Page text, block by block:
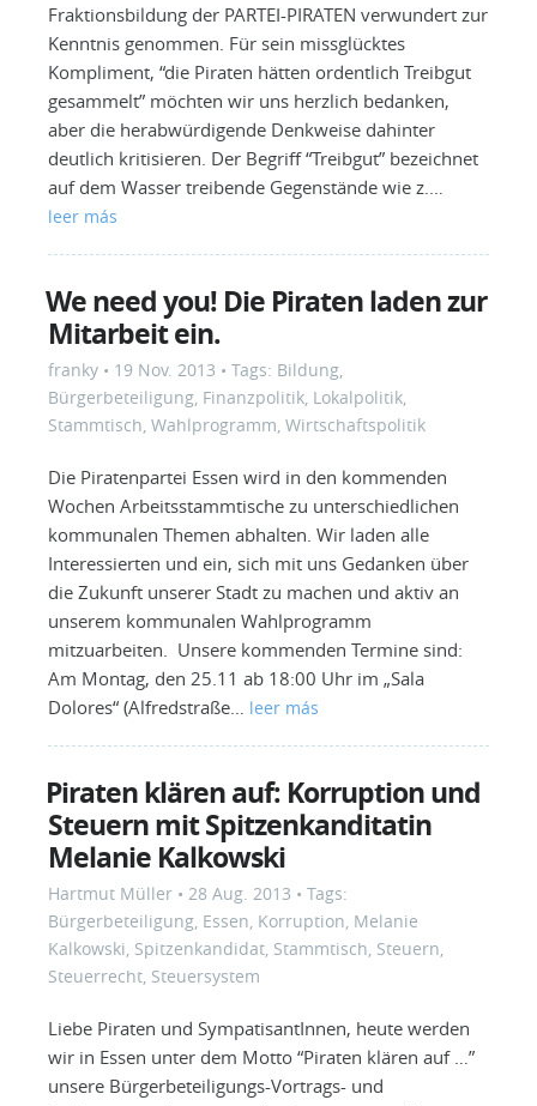
Fraktionsbildung der PARTEI-PIRATEN verwundert zur
Kenntnis genommen. Für sein missglücktes
Kompliment, “die Piraten hätten ordentlich Treibgut
gesammelt” möchten wir uns herzlich bedanken,
aber die herabwürdigende Denkweise dahinter
deutlich kritisieren. Der Begriff “Treibgut” bezeichnet
auf dem Wasser treibende Gegenstände wie z.…
leer más
We need you! Die Piraten laden zur
Mitarbeit ein.
franky • 19 Nov. 2013 • Tags: Bildung,
Bürgerbeteiligung, Finanzpolitik, Lokalpolitik,
Stammtisch,Wahlprogramm,Wirtschaftspolitik
Die Piratenpartei Essen wird in den kommenden
Wochen Arbeitsstammtische zu unterschiedlichen
kommunalen Themen abhalten. Wir laden alle
Interessierten und ein, sich mit uns Gedanken über
die Zukunft unserer Stadt zu machen und aktiv an
unserem kommunalen Wahlprogramm
mitzuarbeiten. Unsere kommenden Termine sind:
Am Montag, den 25.11 ab 18:00 Uhr im „Sala
Dolores“ (Alfredstraße… leer más
Piraten klären auf: Korruption und
Steuern mit Spitzenkanditatin
Melanie Kalkowski
Hartmut Müller •28 Aug. 2013 • Tags:
Bürgerbeteiligung, Essen, Korruption, Melanie
Kalkowski, Spitzenkandidat, Stammtisch, Steuern,
Steuerrecht, Steuersystem
Liebe Piraten und SympatisantInnen, heute werden
wir in Essen unter dem Motto “Piraten klären auf …”
unsere Bürgerbeteiligungs-Vortrags- und